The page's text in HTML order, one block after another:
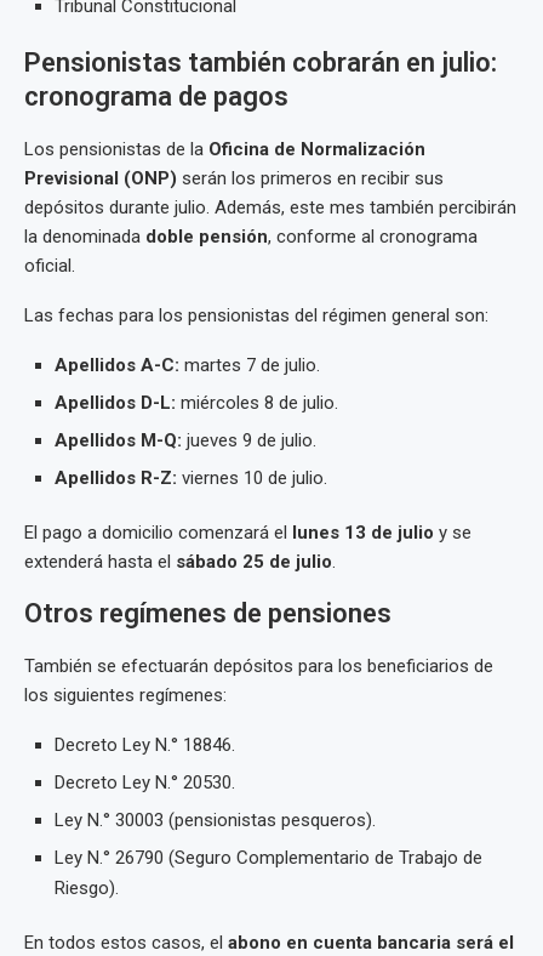
Tribunal Constitucional
Pensionistas también cobrarán en julio:
cronograma de pagos
Los pensionistas de la Oficina de Normalización
Previsional (ONP) serán los primeros en recibir sus
depósitos durante julio. Además, este mes también percibirán
la denominada doble pensión, conforme al cronograma
oficial.
Las fechas para los pensionistas del régimen general son:
Apellidos A-C: martes 7 de julio.
Apellidos D-L: miércoles 8 de julio.
Apellidos M-Q: jueves 9 de julio.
Apellidos R-Z: viernes 10 de julio.
El pago a domicilio comenzará el lunes 13 de julio y se
extenderá hasta el sábado 25 de julio.
Otros regímenes de pensiones
También se efectuarán depósitos para los beneficiarios de
los siguientes regímenes:
Decreto Ley N.° 18846.
Decreto Ley N.° 20530.
Ley N.° 30003 (pensionistas pesqueros).
Ley N.° 26790 (Seguro Complementario de Trabajo de
Riesgo).
En todos estos casos, el abono en cuenta bancaria será el